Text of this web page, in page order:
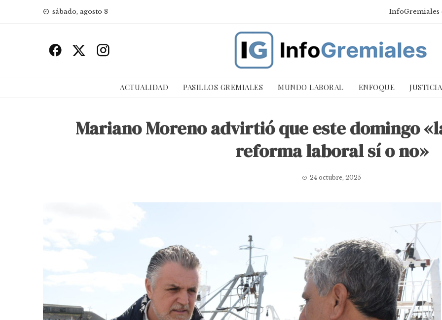
sábado, agosto 8 InfoGremiales
ACTUALIDAD PASILLOS GREMIALES MUNDO LABORAL ENFOQUE
Mariano Moreno advirtió que este domingo
reforma laboral sí o no»
24 octubre, 2025